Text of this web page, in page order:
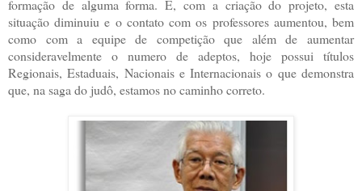
formação de alguma forma. E, com a criação do projeto, esta
situação diminuiu e o contato com os professores aumentou, bem
como com a equipe de competição que além de aumentar
consideravelmente o numero de adeptos, hoje possui títulos
Regionais, Estaduais, Nacionais e Internacionais o que demonstra
que, na saga do judô, estamos no caminho correto.